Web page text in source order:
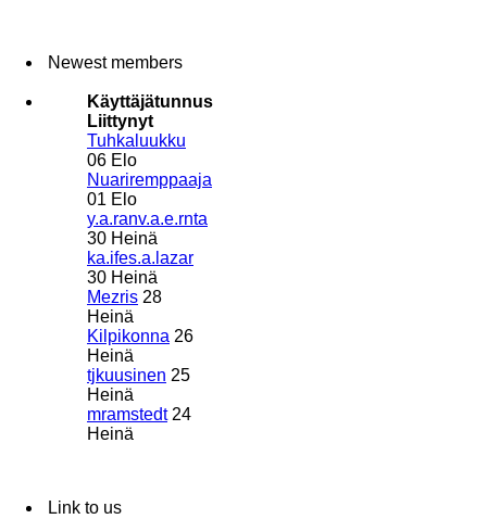
Newest members
Käyttäjätunnus
Liittynyt
Tuhkaluukku
06 Elo
Nuariremppaaja
01 Elo
y.a.ranv.a.e.rnta
30 Heinä
ka.ifes.a.lazar
30 Heinä
Mezris 28
Heinä
Kilpikonna 26
Heinä
tjkuusinen 25
Heinä
mramstedt 24
Heinä
Link to us